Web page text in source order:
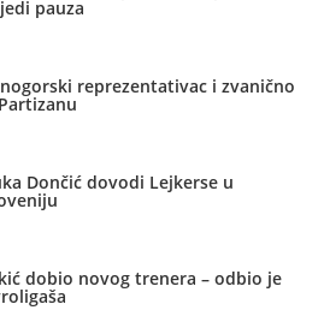
pauza
reprezentativac i zvanično
Dončić dovodi Lejkerse u
dobio novog trenera – odbio je